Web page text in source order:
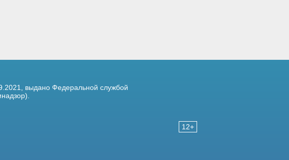
12+
выдано Федеральной службой